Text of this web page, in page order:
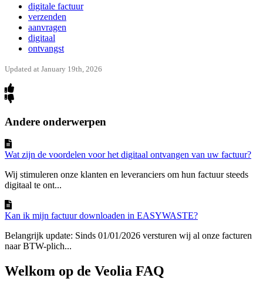
digitale factuur
verzenden
aanvragen
digitaal
ontvangst
Updated at January 19th, 2026
Andere onderwerpen
Wat zijn de voordelen voor het digitaal ontvangen van uw factuur?
Wij stimuleren onze klanten en leveranciers om hun factuur steeds
digitaal te ont...
Kan ik mijn factuur downloaden in EASYWASTE?
Belangrijk update: Sinds 01/01/2026 versturen wij al onze facturen
naar BTW-plich...
Welkom op de Veolia FAQ